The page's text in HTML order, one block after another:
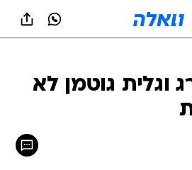
וגלית גוטמן לא